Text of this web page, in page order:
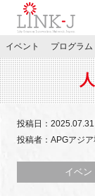
特別会員専用メニ
イベント プログラム
投稿日：2025.07.31
投稿者：APGアジ
イベン